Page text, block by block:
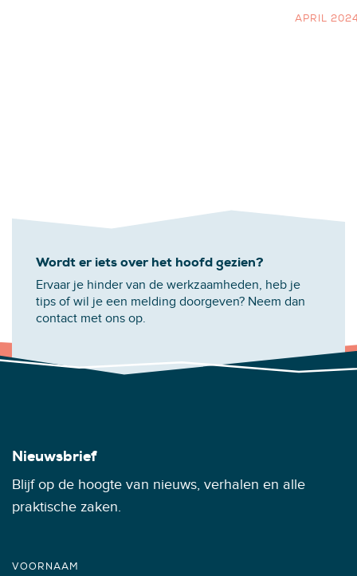
APRIL
Wordt er iets over het hoofd gezien?
Ervaar je hinder van de werkzaamheden, heb je
tips of wil je een melding doorgeven? Neem dan
contact met ons op.
Nieuwsbrief
Blijf op de hoogte van nieuws, verhalen en alle
praktische zaken.
VOORNAAM